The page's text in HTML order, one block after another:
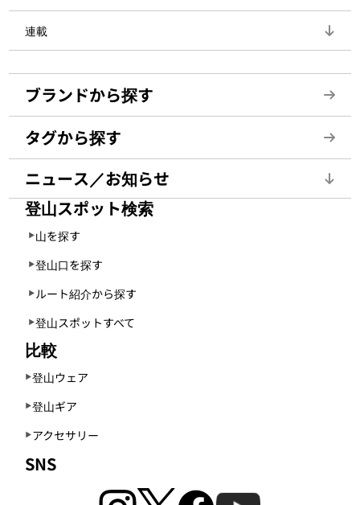
連載
ブランドから探す
タグから探す
ニュース／お知らせ
登山スポット検索
山を探す
登山口を探す
ルート紹介から探す
登山スポットすべて
比較
登山ウェア
登山ギア
アクセサリー
SNS